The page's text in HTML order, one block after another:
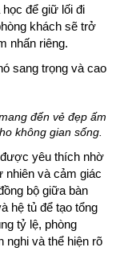
để giữ lối đi
khách sẽ trở
nhấn riêng.
đến vẻ đẹp ấm
không gian sống.
yêu thích nhờ
nhiên và cảm giác
bộ giữa bàn
hệ tủ để tạo tổng
tỷ lệ, phòng
nghi và thể hiện rõ